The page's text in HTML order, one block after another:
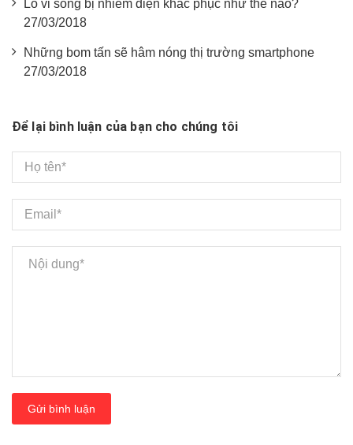
Lò vi sóng bị nhiễm điện khắc phục như thế nào?
27/03/2018
Những bom tấn sẽ hâm nóng thị trường smartphone
27/03/2018
Để lại bình luận của bạn cho chúng tôi
Gửi bình luận